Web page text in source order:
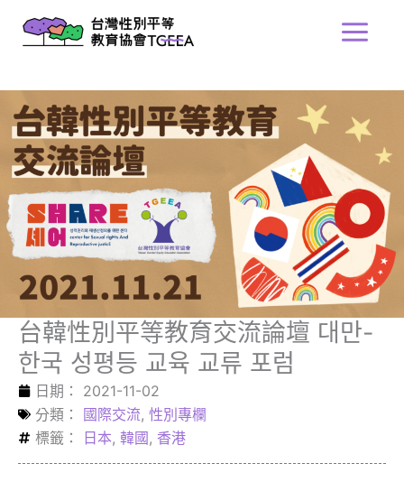
容
Main
台韓性別平等教育交流論壇 대만-
한국 성평등 교육 교류 포럼
日期：
2021-11-02
分類：
國際交流, 性別專欄
標籤：
日本, 韓國, 香港